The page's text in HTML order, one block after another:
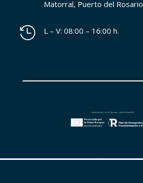
Matorral, Puerto del Rosario
 L – V: 08:00 – 16:00 h.